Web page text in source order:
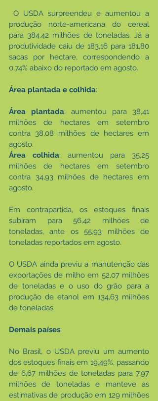
produção norte-americana do cereal
para 384,42 milhões de toneladas. Já a
produtividade caiu de 183,16 para 181,80
sacas por hectare, correspondendo a
0,74% abaixo do reportado em agosto.
Área plantada e colhida:
Área plantada: aumentou para 38,41
milhões de hectares em setembro
contra 38,08 milhões de hectares em
agosto.
Área colhida: aumentou para 35,25
milhões de hectares em setembro
contra 34,93 milhões de hectares em
agosto.
Em contrapartida, os estoques finais
subiram para 56,42 milhões de
toneladas, ante os 55,93 milhões de
toneladas reportados em agosto.
O USDA ainda previu a manutenção das
exportações de milho em 52,07 milhões
de toneladas e o uso do grão para a
produção de etanol em 134,63 milhões
de toneladas.
Demais países:
No Brasil, o USDA previu um aumento
dos estoques finais em 19,49%, passando
de 6,67 milhões de toneladas para 7,97
milhões de toneladas e manteve as
estimativas de produção em 129 milhões